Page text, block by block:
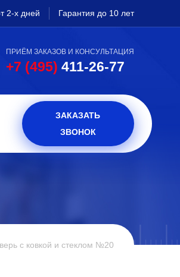
2-х дней Гарантия до 10 лет
ПРИЁМ ЗАКАЗОВ И КОНСУЛЬТАЦИЯ
+7 (495) 411-26-77
ЗАКАЗАТЬ
ЗВОНОК
с ковкой и стеклом №20